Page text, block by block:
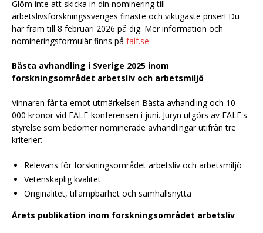
Glöm inte att skicka in din nominering till
arbetslivsforskningssveriges finaste och viktigaste priser! Du
har fram till 8 februari 2026 på dig. Mer information och
nomineringsformulär finns på falf.se
Bästa avhandling i Sverige 2025 inom
forskningsområdet arbetsliv och arbetsmiljö
Vinnaren får ta emot utmärkelsen Bästa avhandling och 10
000 kronor vid FALF-konferensen i juni. Juryn utgörs av FALF:s
styrelse som bedömer nominerade avhandlingar utifrån tre
kriterier:
Relevans för forskningsområdet arbetsliv och arbetsmiljö
Vetenskaplig kvalitet
Originalitet, tillämpbarhet och samhällsnytta
Årets publikation inom forskningsområdet arbetsliv